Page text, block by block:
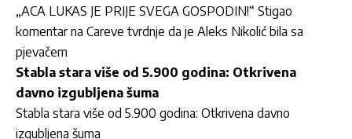
„ACA LUKAS JE PRIJE SVEGA GOSPODIN!“ Stigao
komentar na Careve tvrdnje da je Aleks Nikolić bila sa
pjevačem
Stabla stara više od 5.900 godina: Otkrivena
davno izgubljena šuma
Stabla stara više od 5.900 godina: Otkrivena davno
izgubljena šuma